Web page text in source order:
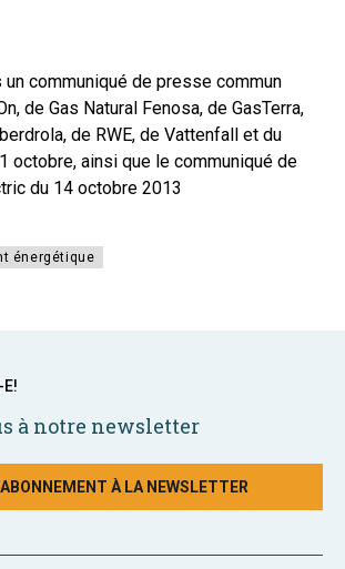
un communiqué de presse commun
de Gas Natural Fenosa, de GasTerra,
de RWE, de Vattenfall et du
octobre, ainsi que le communiqué de
du 14 octobre 2013
énergétique
E!
à notre newsletter
À LA NEWSLETTER